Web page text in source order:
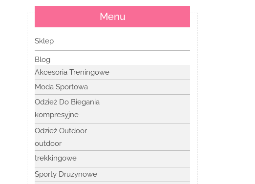
Menu
Sklep
Blog
Akcesoria Treningowe
Moda Sportowa
Odzież Do Biegania
kompresyjne
Odzież Outdoor
outdoor
trekkingowe
Sporty Drużynowe